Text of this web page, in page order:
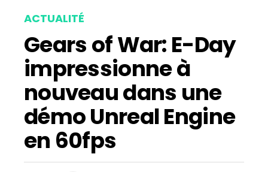
ACTUALITÉ
Gears of War: E-Day
impressionne à
nouveau dans une
démo Unreal Engine
en 60fps